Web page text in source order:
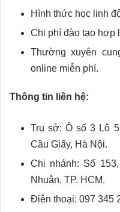
Hình thức học linh
Chi phí đào tạo hợp
Thường xuyên
online miễn phí.
Thông tin liên hệ:
Trụ sở: Ô số 3 Lô
Cầu Giấy, Hà Nội.
Chi nhánh: Số
Nhuận, TP. HCM.
Điện thoại: 097 345